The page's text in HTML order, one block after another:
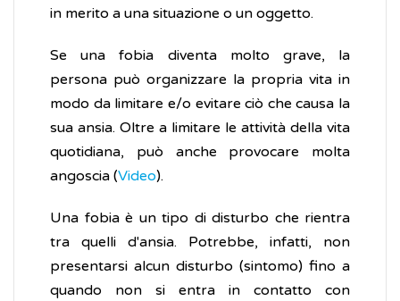
in merito a una situazione o un oggetto.
Se una fobia diventa molto grave, la
persona può organizzare la propria vita in
modo da limitare e/o evitare ciò che causa la
sua ansia. Oltre a limitare le attività della vita
quotidiana, può anche provocare molta
angoscia (Video).
Una fobia è un tipo di disturbo che rientra
tra quelli d'ansia. Potrebbe, infatti, non
presentarsi alcun disturbo (sintomo) fino a
quando non si entra in contatto con